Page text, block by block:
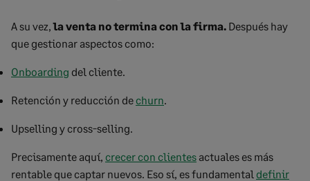
A su vez, la venta no termina con la firma. Después hay
que gestionar aspectos como:
Onboarding del cliente.
Retención y reducción de churn
Upselling y cross-selling.
Precisamente aquí, crecer con clientes actuales es más
rentable que captar nuevos. Eso sí, es fundamental definir